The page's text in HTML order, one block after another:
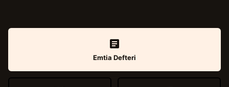
Emtia Defteri